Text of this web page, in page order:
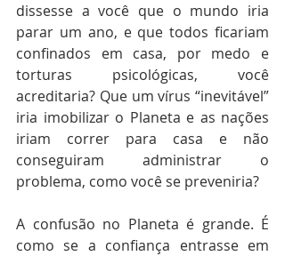
dissesse a você que o mundo iria
parar um ano, e que todos ficariam
confinados em casa, por medo e
torturas psicológicas, você
acreditaria? Que um vírus “inevitável”
iria imobilizar o Planeta e as nações
iriam correr para casa e não
conseguiram administrar o
problema, como você se preveniria?
A confusão no Planeta é grande. É
como se a confiança entrasse em